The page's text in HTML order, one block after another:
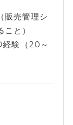
販売管理シ
と）
験（20～